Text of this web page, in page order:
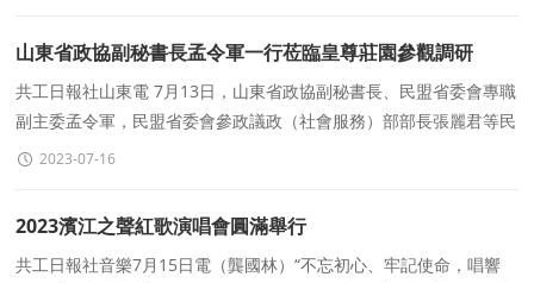
山東省政協副秘書長孟令軍一行莅臨皇尊莊園參觀調研
共工日報社山東電 7月13日，山東省政協副秘書長、民盟省委會專職
副主委孟令軍，民盟省委會參政議政（社會服務）部部長張麗君等民
盟省委會領導，民盟濰坊市委會秘書長丁薇等
2023-07-16
2023濱江之聲紅歌演唱會圓滿舉行
共工日報社音樂7月15日電（龔國林）“不忘初心、牢記使命，唱響